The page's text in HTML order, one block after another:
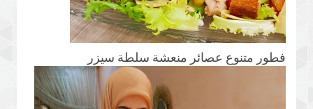
فطور متنوع عصائر منعشة سلطة سيزر